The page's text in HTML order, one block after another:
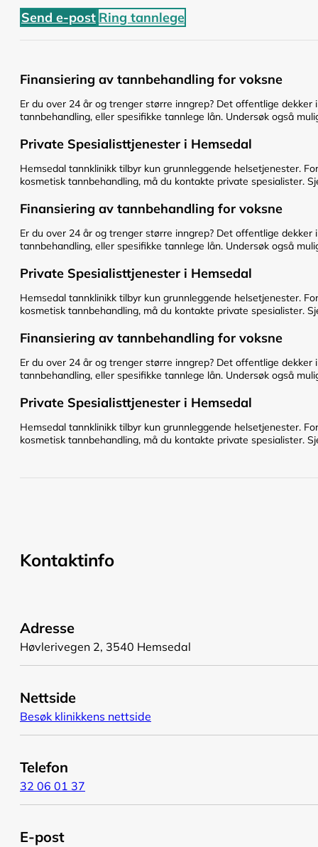
Send e-post Ring tannlege
Finansiering av tannbehandling for voksne
Er du over 24 år og trenger større inngrep? Det offentlige
tannbehandling, eller spesifikke tannlege lån. Undersøk også
Private Spesialisttjenester i Hemsedal
Hemsedal tannklinikk tilbyr kun grunnleggende helsetjenester.
kosmetisk tannbehandling, må du kontakte private spesialister.
Finansiering av tannbehandling for voksne
Er du over 24 år og trenger større inngrep? Det offentlige
tannbehandling, eller spesifikke tannlege lån. Undersøk også
Private Spesialisttjenester i Hemsedal
Hemsedal tannklinikk tilbyr kun grunnleggende helsetjenester.
kosmetisk tannbehandling, må du kontakte private spesialister.
Finansiering av tannbehandling for voksne
Er du over 24 år og trenger større inngrep? Det offentlige
tannbehandling, eller spesifikke tannlege lån. Undersøk også
Private Spesialisttjenester i Hemsedal
Hemsedal tannklinikk tilbyr kun grunnleggende helsetjenester.
kosmetisk tannbehandling, må du kontakte private spesialister.
Kontaktinfo
Adresse
Høvlerivegen 2, 3540 Hemsedal
Telefon
32 06 01 37
E-post
Nettside
Besøk klinikkens nettside